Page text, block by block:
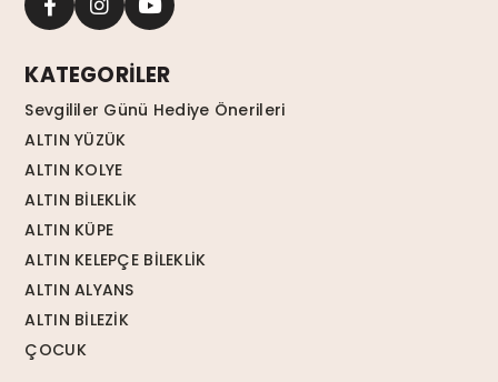
KATEGORİLER
Sevgililer Günü Hediye Önerileri
ALTIN YÜZÜK
ALTIN KOLYE
ALTIN BİLEKLİK
ALTIN KÜPE
ALTIN KELEPÇE BİLEKLİK
ALTIN ALYANS
ALTIN BİLEZİK
ÇOCUK